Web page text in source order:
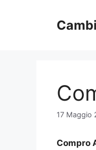
17 Maggio
Compro